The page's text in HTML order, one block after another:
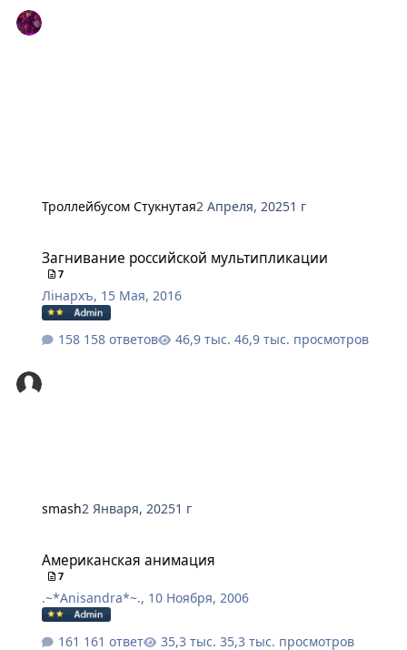
Троллейбусом Стукнутая2 Апреля, 20251 г
Загнивание российской мультипликации
7
Лiнархъ, 15 Мая, 2016
158 ответов 46,9 тыс. просмотров
smash2 Января, 20251 г
Американская анимация
7
.~*Anisandra*~., 10 Ноября, 2006
161 ответ 35,3 тыс. просмотров